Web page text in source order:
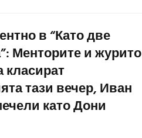
в “Като две
Менторите и журито
класират
тази вечер, Иван
като Дони